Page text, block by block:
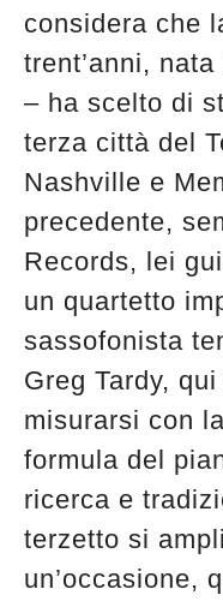
considera che
trent’anni,
– ha scelto di
terza città del
Nashville e
precedente,
Records, lei
un quartetto
sassofonista
Greg Tardy,
misurarsi con
formula del
ricerca e
terzetto si
un’occasione,